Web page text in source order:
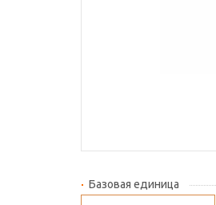
Базовая единица